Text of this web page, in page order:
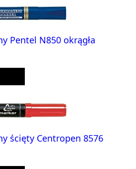
Pentel N850 okrągła
ścięty Centropen 8576